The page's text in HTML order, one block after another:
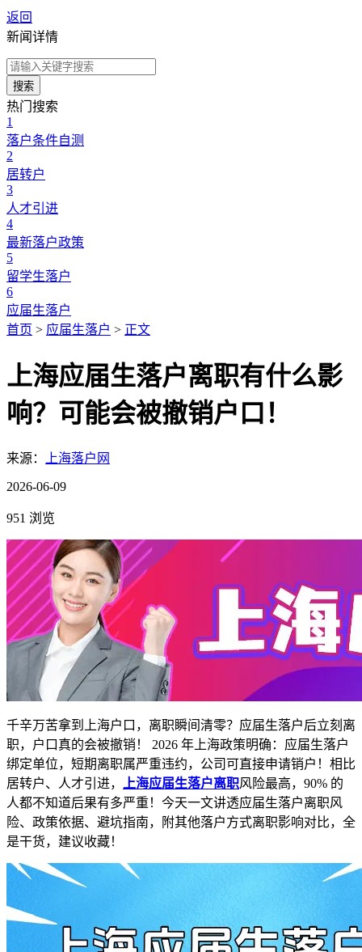
返回
新闻详情
搜索
热门搜索
1
落户条件自测
2
居转户
3
人才引进
4
最新落户政策
5
留学生落户
6
应届生落户
首页 > 应届生落户 > 正文
上海应届生落户离职有什么影
响？可能会被撤销户口！
来源： 上海落户网
2026-06-09
951 浏览
千辛万苦拿到上海户口，离职瞬间清零？应届生落户后立刻离
职，户口真的会被撤销！ 2026 年上海政策明确：应届生落户
绑定单位，短期离职属严重违约，公司可直接申请销户！相比
居转户、人才引进，
上海应届生落户离职风险最高，90% 的
人都不知道后果有多严重！今天一文讲透应届生落户离职风
险、政策依据、避坑指南，附其他落户方式离职影响对比，全
是干货，建议收藏！